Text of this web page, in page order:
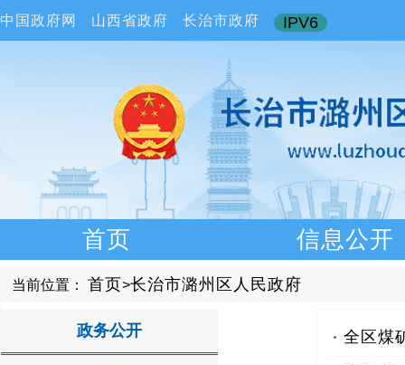
中国政府网 山西省政府 长治市政府 IPV6
首页 信息公开
当前位置： 首页>长治市潞州区人民政府
全区煤